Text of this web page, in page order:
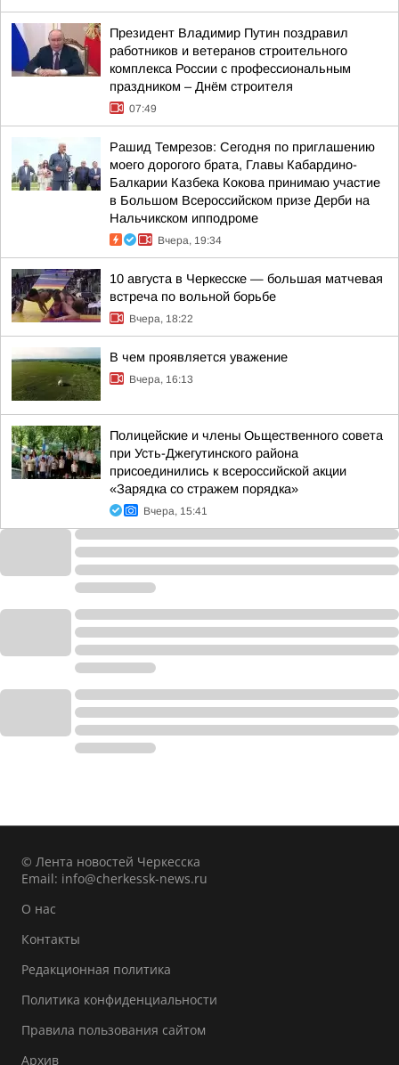
Президент Владимир Путин поздравил
работников и ветеранов строительного
комплекса России с профессиональным
праздником – Днём строителя
07:49
Рашид Темрезов: Сегодня по приглашению
моего дорогого брата, Главы Кабардино-
Балкарии Казбека Кокова принимаю участие
в Большом Всероссийском призе Дерби на
Нальчикском ипподроме
Вчера, 19:34
10 августа в Черкесске — большая матчевая
встреча по вольной борьбе
Вчера, 18:22
В чем проявляется уважение
Вчера, 16:13
Полицейские и члены Оьщественного совета
при Усть-Джегутинского района
присоединились к всероссийской акции
«Зарядка со стражем порядка»
Вчера, 15:41
© Лента новостей Черкесска
Email: info@cherkessk-news.ru
О нас
Контакты
Редакционная политика
Политика конфиденциальности
Правила пользования сайтом
Архив